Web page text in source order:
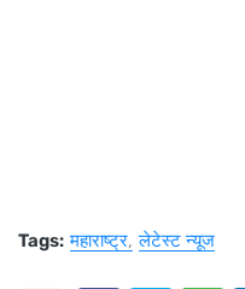
Tags: महाराष्ट्र लेटेस्ट न्यूज